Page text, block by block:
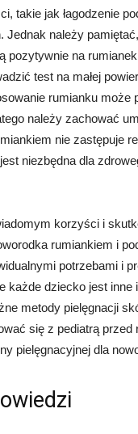
takie jak łagodzenie
Jednak należy
pozytywnie na
test na małej
rumianku może
należy zachować
nie zastępuje
niezbędna dla
korzyści i
rumiankiem i
potrzebami i
każde dziecko jest inne
metody pielęgnacji
się z pediatrą przed
pielęgnacyjnej dla